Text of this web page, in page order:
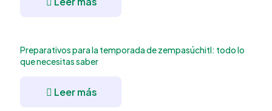
Preparativos para la temporada de zempasúchitl: todo lo
que necesitas saber
Leer más